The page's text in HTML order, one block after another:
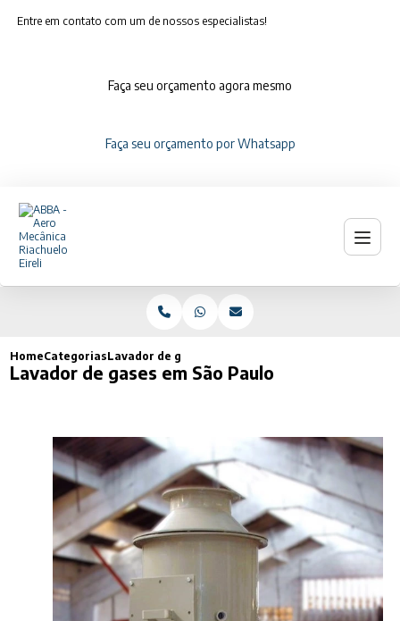
Entre em contato com um de nossos especialistas!
Faça seu orçamento agora mesmo
Faça seu orçamento por Whatsapp
HomeCategoriasLavador de gases em São Paulo
Lavador de gases em São Paulo